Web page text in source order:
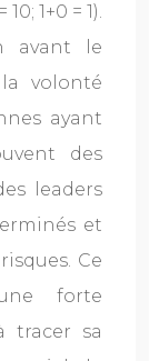
1+0 = 1).
avant le
la volonté
ayant
des
leaders
et
Ce
forte
tracer sa